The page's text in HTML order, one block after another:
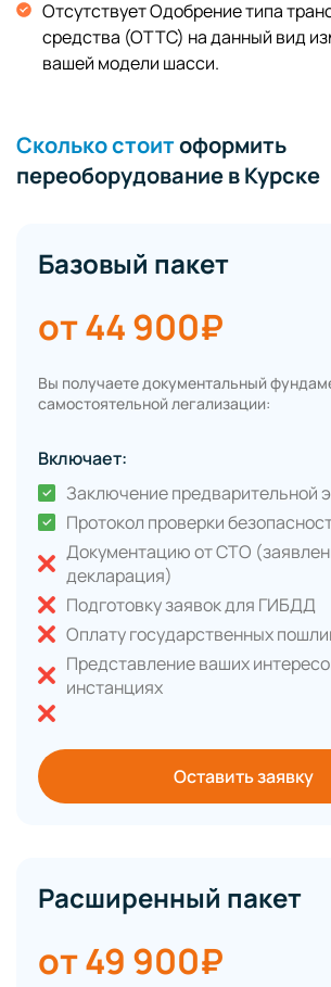
Отсутствует Одобрение типа
средства (ОТТС) на данный вид
вашей модели шасси.
Сколько стоитоформить
переоборудование в Курске
Базовый пакет
от 44 900₽
Вы получаете документальный
самостоятельной легализации:
Включает:
Заключение предварительной
Протокол проверки
Документацию от СТО
декларация)
Подготовку заявок для ГИБДД
Оплату государственных
Представление ваших
инстанциях
Оставить заявку
Расширенный пакет
от 49 900₽